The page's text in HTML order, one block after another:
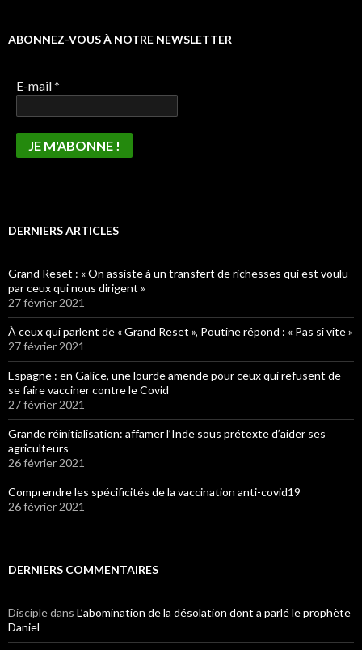
ABONNEZ-VOUS À NOTRE NEWSLETTER
E-mail*
DERNIERS ARTICLES
Grand Reset : « On assiste à un transfert de richesses qui est voulu
par ceux qui nous dirigent »
27 février 2021
À ceux qui parlent de « Grand Reset », Poutine répond : « Pas si vite »
27 février 2021
Espagne : en Galice, une lourde amende pour ceux qui refusent de
se faire vacciner contre le Covid
27 février 2021
Grande réinitialisation: affamer l’Inde sous prétexte d’aider ses
agriculteurs
26 février 2021
Comprendre les spécificités de la vaccination anti-covid19
26 février 2021
DERNIERS COMMENTAIRES
Discipledans L’abomination de la désolation dont a parlé le prophète
Daniel